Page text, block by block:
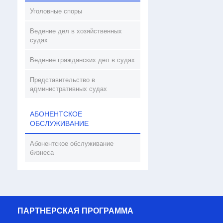
Уголовные споры
Ведение дел в хозяйственных
судах
Ведение гражданских дел в судах
Представительство в
административных судах
АБОНЕНТСКОЕ
ОБСЛУЖИВАНИЕ
Абонентское обслуживание
бизнеса
ПАРТНЕРСКАЯ ПРОГРАММА